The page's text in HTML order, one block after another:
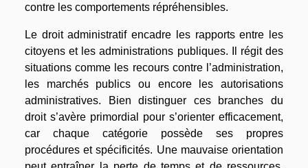
contre les comportements répréhensibles.
Le droit administratif encadre les rapports entre les
citoyens et les administrations publiques. Il régit des
situations comme les recours contre l’administration,
les marchés publics ou encore les autorisations
administratives. Bien distinguer ces branches du
droit s’avère primordial pour s’orienter efficacement,
car chaque catégorie possède ses propres
procédures et spécificités. Une mauvaise orientation